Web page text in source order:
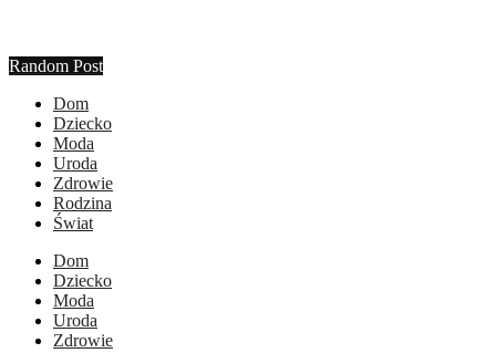
Random Post
Dom
Dziecko
Moda
Uroda
Zdrowie
Rodzina
Świat
Dom
Dziecko
Moda
Uroda
Zdrowie